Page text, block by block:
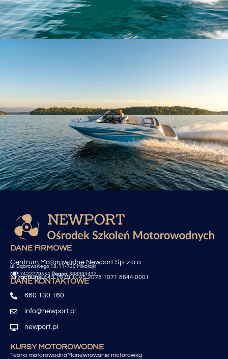
DANE FIRMOWE
Centrum Motorowodne Newport Sp. z o.o.
ul. Dąbrowskiego 18, 11-730 Mikołajki
NIP: 7422279554 Regon:388394432
Nr rachunku:43 1870 1045 2078 1071 8644 0001
DANE KONTAKTOWE
660 130 160
info@newport.pl
newport.pl
KURSY MOTOROWODNE
Teoria motorowodnaManewrowanie motorówką